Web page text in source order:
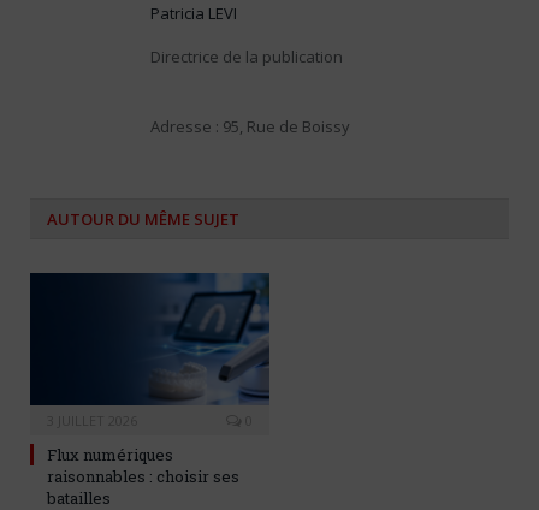
Patricia LEVI
Directrice de la publication
Adresse : 95, Rue de Boissy
AUTOUR DU MÊME SUJET
Flux numériques
raisonnables : choisir ses
batailles